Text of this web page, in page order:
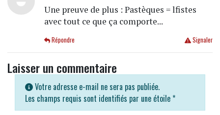
Une preuve de plus : Pastèques = lfistes
avec tout ce que ça comporte...
Signaler
Répondre
Laisser un commentaire
Votre adresse e-mail ne sera pas publiée.
Les champs requis sont identifiés par une étoile *